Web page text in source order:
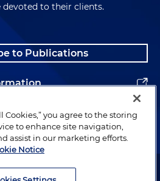
devoted to their clients.
to Publications
© 1996–2026 Holland & Knight LLP.
Cookies,” you agree to the storing
to enhance site navigation,
assist in our marketing efforts.
Notice